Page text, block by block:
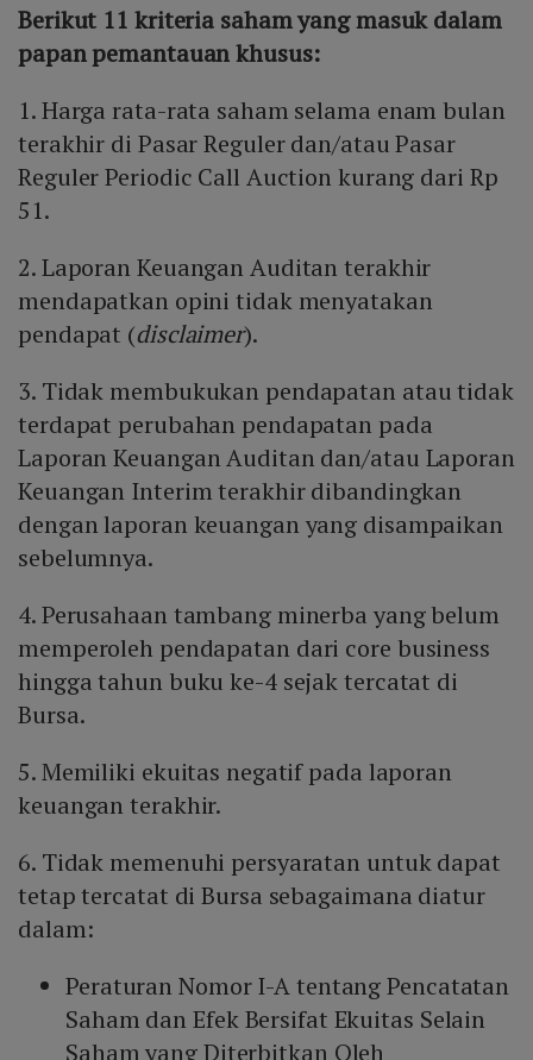
Berikut 11 kriteria saham yang masuk dalam
papan pemantauan khusus:
1. Harga rata-rata saham selama enam bulan
terakhir di Pasar Reguler dan/atau Pasar
Reguler Periodic Call Auction kurang dari Rp
51.
2. Laporan Keuangan Auditan terakhir
mendapatkan opini tidak menyatakan
pendapat (disclaimer).
3. Tidak membukukan pendapatan atau tidak
terdapat perubahan pendapatan pada
Laporan Keuangan Auditan dan/atau Laporan
Keuangan Interim terakhir dibandingkan
dengan laporan keuangan yang disampaikan
sebelumnya.
4. Perusahaan tambang minerba yang belum
memperoleh pendapatan dari core business
hingga tahun buku ke-4 sejak tercatat di
Bursa.
5. Memiliki ekuitas negatif pada laporan
keuangan terakhir.
6. Tidak memenuhi persyaratan untuk dapat
tetap tercatat di Bursa sebagaimana diatur
dalam:
Peraturan Nomor I-A tentang Pencatatan
Saham dan Efek Bersifat Ekuitas Selain
Saham yang Diterbitkan Oleh